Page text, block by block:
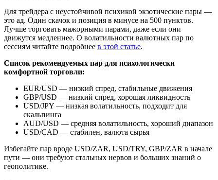
Для трейдера с неустойчивой психикой экзотические пары —
это ад. Один скачок и позиция в минусе на 500 пунктов.
Лучше торговать мажорными парами, даже если они
движутся медленнее. О волатильности валютных пар по
сессиям читайте подробнее в этой статье.
Список рекомендуемых пар для психологически
комфортной торговли:
EUR/USD — низкий спред, стабильные движения
GBP/USD — низкий спред, хорошая ликвидность
USD/JPY — низкая волатильность, подходит для
скальпинга
AUD/USD — средняя волатильность, хороший диапазон
USD/CAD — стабилен, валюта сырья
Избегайте пар вроде USD/ZAR, USD/TRY, GBP/ZAR в начале
пути — они требуют стальных нервов и больших знаний о
геополитике.